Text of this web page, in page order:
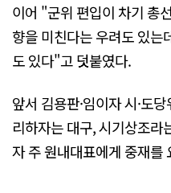
이어 "군위 편입이 차기 총
향을 미친다는 우려도 있는
도 있다"고 덧붙였다.
앞서 김용판·임이자 시·도
리하자는 대구, 시기상조라
자 주 원내대표에게 중재를